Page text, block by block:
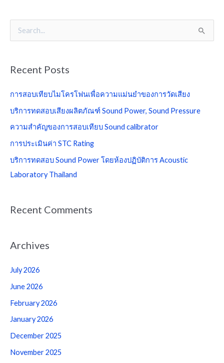
c
:
Recent Posts
การสอบเทียบไมโครโฟนเพื่อความแม่นยำของการวัดเสียง
บริการทดสอบเสียงผลิตภัณฑ์ Sound Power, Sound Pressure
ความสำคัญของการสอบเทียบ Sound calibrator
การประเมินค่า STC Rating
บริการทดสอบ Sound Power โดยห้องปฏิบัติการ Acoustic
Laboratory Thailand
Recent Comments
Archives
July 2026
June 2026
February 2026
January 2026
December 2025
November 2025